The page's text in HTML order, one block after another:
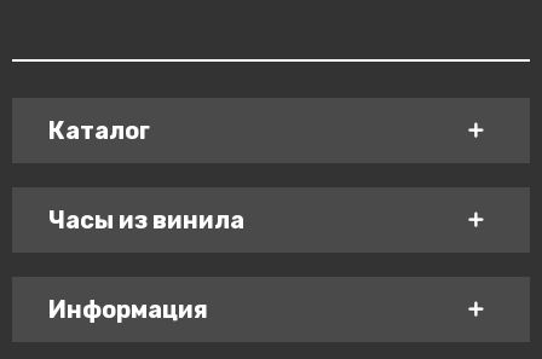
Каталог
Часы из винила
Информация